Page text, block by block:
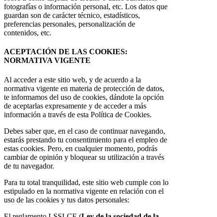
fotografías o información personal, etc. Los datos que
guardan son de carácter técnico, estadísticos,
preferencias personales, personalización de
contenidos, etc.
ACEPTACIÓN DE LAS COOKIES:
NORMATIVA VIGENTE
Al acceder a este sitio web, y de acuerdo a la
normativa vigente en materia de protección de datos,
te informamos del uso de cookies, dándote la opción
de aceptarlas expresamente y de acceder a más
información a través de esta Política de Cookies.
Debes saber que, en el caso de continuar navegando,
estarás prestando tu consentimiento para el empleo de
estas cookies. Pero, en cualquier momento, podrás
cambiar de opinión y bloquear su utilización a través
de tu navegador.
Para tu total tranquilidad, este sitio web cumple con lo
estipulado en la normativa vigente en relación con el
uso de las cookies y tus datos personales: